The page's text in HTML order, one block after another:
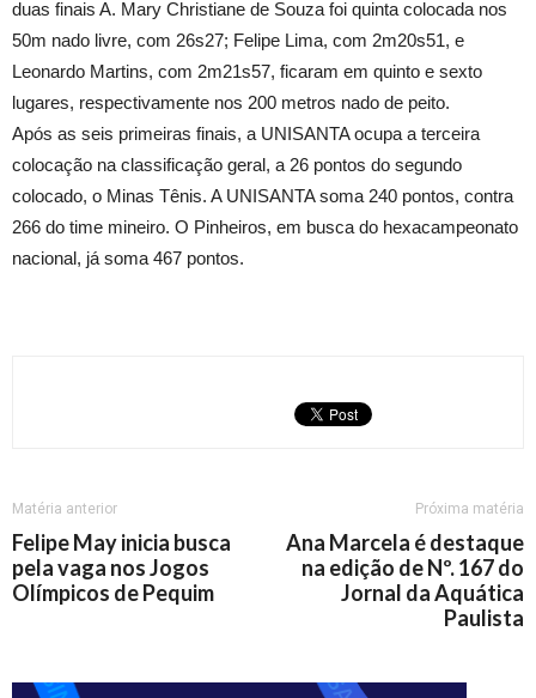
duas finais A. Mary Christiane de Souza foi quinta colocada nos
50m nado livre, com 26s27; Felipe Lima, com 2m20s51, e
Leonardo Martins, com 2m21s57, ficaram em quinto e sexto
lugares, respectivamente nos 200 metros nado de peito.
Após as seis primeiras finais, a UNISANTA ocupa a terceira
colocação na classificação geral, a 26 pontos do segundo
colocado, o Minas Tênis. A UNISANTA soma 240 pontos, contra
266 do time mineiro. O Pinheiros, em busca do hexacampeonato
nacional, já soma 467 pontos.
Matéria anterior
Felipe May inicia busca
pela vaga nos Jogos
Olímpicos de Pequim
Próxima matéria
Ana Marcela é destaque
na edição de Nº. 167 do
Jornal da Aquática
Paulista